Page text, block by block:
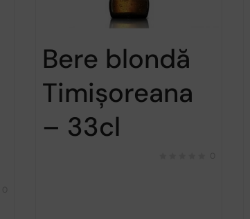
Bere blondă
Timișoreana
– 33cl